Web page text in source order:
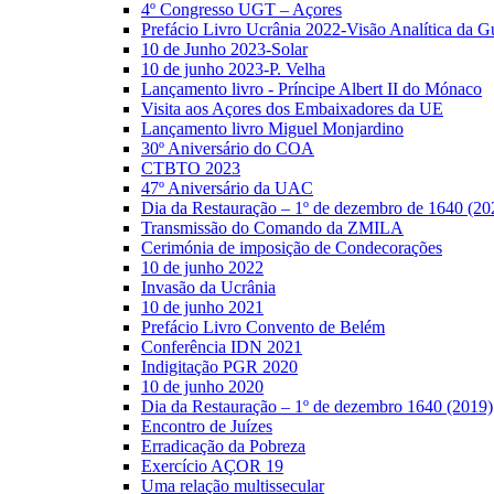
4º Congresso UGT – Açores
Prefácio Livro Ucrânia 2022-Visão Analítica da
10 de Junho 2023-Solar
10 de junho 2023-P. Velha
Lançamento livro - Príncipe Albert II do Mónaco
Visita aos Açores dos Embaixadores da UE
Lançamento livro Miguel Monjardino
30º Aniversário do COA
CTBTO 2023
47º Aniversário da UAC
Dia da Restauração – 1º de dezembro de 1640
Transmissão do Comando da ZMILA
Cerimónia de imposição de Condecorações
10 de junho 2022
Invasão da Ucrânia
10 de junho 2021
Prefácio Livro Convento de Belém
Conferência IDN 2021
Indigitação PGR 2020
10 de junho 2020
Dia da Restauração – 1º de dezembro 1640 (2019)
Encontro de Juízes
Erradicação da Pobreza
Exercício AÇOR 19
Uma relação multissecular